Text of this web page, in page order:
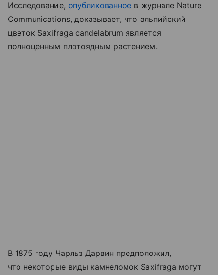
Исследование, опубликованное в журнале Nature
Communications, доказывает, что альпийский
цветок Saxifraga candelabrum является
полноценным плотоядным растением.
В 1875 году Чарльз Дарвин предположил,
что некоторые виды камнеломок Saxifraga могут